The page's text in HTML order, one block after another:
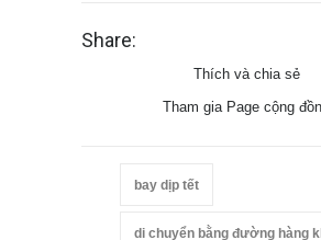
Share:
Thích và chia sẻ
Tham gia Page cộng
bay dịp tết
di chuyển bằng đường hàng